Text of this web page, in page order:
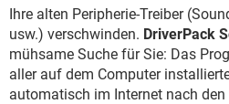
FACEBOOK
Ihre alten Peripherie-Treiber
usw.) verschwinden. DriverPack
mühsame Suche für Sie: Das
aller auf dem Computer
automatisch im Internet nach den